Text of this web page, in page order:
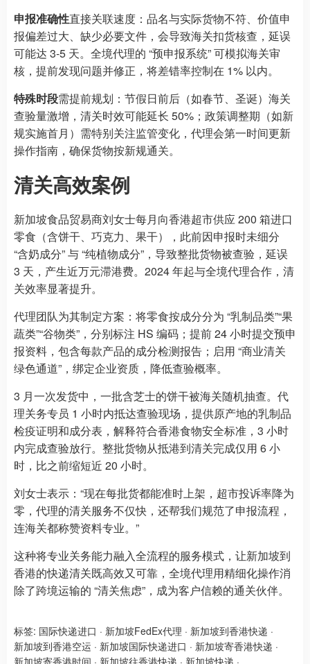
申报准确性直接关联速度：品名与实际货物不符、价值申
报偏差过大、缺少必要文件，会导致海关扣货核查，延误
可能达 3-5 天。全境代理的 “预申报系统” 可模拟海关审
核，提前发现问题并修正，将差错率控制在 1% 以内。
特殊时段需提前规划：节假日前后（如春节、圣诞）海关
查验量激增，清关时效可能延长 50%；政策调整期（如新
规实施首月）需特别关注监管变化，代理会第一时间更新
操作指南，确保货物按新规通关。
清关高效案例
新加坡食品贸易商刘女士每月向香港超市供应 200 箱进口
零食（含饼干、巧克力、果干），此前因申报时未细分
“含奶成分” 与 “纯植物成分”，导致整批货物被查验，延误
3 天，产生近万元滞港费。2024 年起与全境代理合作，清
关效率显著提升。
代理团队为其制定方案：将零食按成分分为 “乳制品类”“果
蔬类”“谷物类”，分别标注 HS 编码；提前 24 小时提交预申
报资料，包含每款产品的成分检测报告；启用 “商业清关
绿色通道”，绑定企业资质，降低查验概率。
3 月一次发货中，一批含芝士的饼干被海关随机抽查。代
理关务专员 1 小时内抵达查验现场，提供原产地的乳制品
检疫证明和成分表，解释符合香港食物安全标准，3 小时
内完成查验放行。整批货物从抵港到清关完成仅用 6 小
时，比之前缩短近 20 小时。
刘女士表示：“现在每批货都能准时上架，超市投诉率降为
零，代理的清关服务不仅快，还帮我们规范了申报流程，
连海关都称赞资料专业。”
这种将专业关务能力融入全流程的服务模式，让新加坡到
香港的快递清关既高效又可靠，全境代理用精细化操作消
除了跨境运输的 “清关焦虑”，成为客户信赖的通关伙伴。
标签: 国际快递进口 · 新加坡FedEx代理 · 新加坡到香港快递 ·
新加坡到香港空运 · 新加坡国际快递进口 · 新加坡寄香港快递 ·
新加坡寄香港时间 · 新加坡往香港快递 · 新加坡快递 ·